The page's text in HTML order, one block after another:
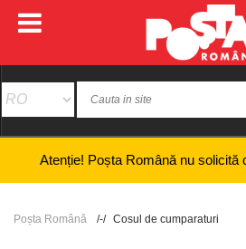
Poșta Română nu solicită clienților
Poșta Română Cosul de cumparaturi